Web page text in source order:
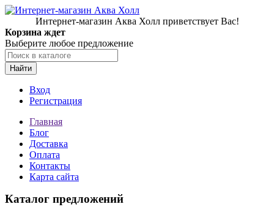
Интернет-магазин Аква Холл приветствует Вас!
Корзина ждет
Выберите любое предложение
Найти
Вход
Регистрация
Главная
Блог
Доставка
Оплата
Контакты
Карта сайта
Каталог предложений